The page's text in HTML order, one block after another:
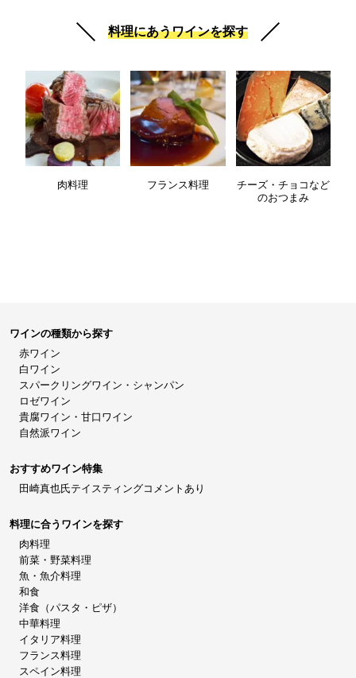
料理にあうワインを探す
肉料理 フランス料理
チーズ・チョコなど
のおつまみ
ワインの種類から探す
赤ワイン
白ワイン
スパークリングワイン・シャンパン
ロゼワイン
貴腐ワイン・甘口ワイン
自然派ワイン
おすすめワイン特集
田崎真也氏テイスティングコメントあり
料理に合うワインを探す
肉料理
前菜・野菜料理
魚・魚介料理
和食
洋食（パスタ・ピザ）
中華料理
イタリア料理
フランス料理
スペイン料理